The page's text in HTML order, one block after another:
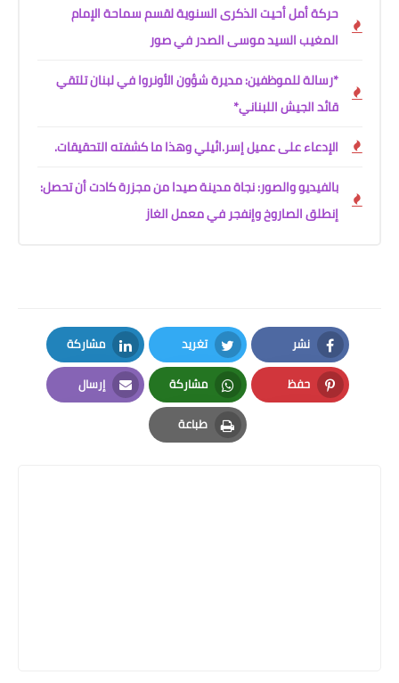
حركة أمل أحيت الذكرى السنوية لقسم سماحة الإمام
المغيب السيد موسى الصدر في صور
*رسالة للموظفين: مديرة شؤون الأونروا في لبنان تلتقي
قائد الجيش اللبناني*
الإدعاء على عميل إسر.ائيلي وهذا ما كشفته التحقيقات.
بالفيديو والصور: نجاة مدينة صيدا من مجزرة كادت أن تحصل:
إنطلق الصاروخ وإنفجر في معمل الغاز
نشر
Facebook
تغريد
Twitter
مشاركة
LinkedIn
حفظ
Pinterest
مشاركة
Whatsapp
إرسال
Email
طباعة
Print